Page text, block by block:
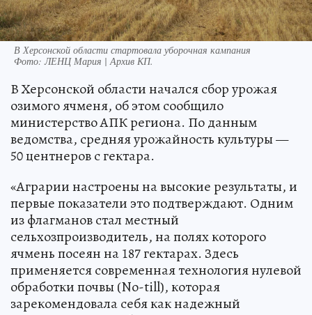
В Херсонской области стартовала уборочная кампания
Фото:ЛЕНЦ Мария | Архив КП.
В Херсонской области начался сбор урожая
озимого ячменя, об этом сообщило
министерство АПК региона. По данным
ведомства, средняя урожайность культуры —
50 центнеров с гектара.
«Аграрии настроены на высокие результаты, и
первые показатели это подтверждают. Одним
из флагманов стал местный
сельхозпроизводитель, на полях которого
ячмень посеян на 187 гектарах. Здесь
применяется современная технология нулевой
обработки почвы (No-till), которая
зарекомендовала себя как надежный